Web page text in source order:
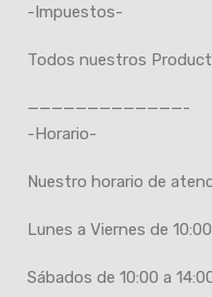
-Impuestos-
Todos nuestros
—————————————-
-Horario-
Nuestro horario de
Lunes a Viernes de
Sábados de 10:00 a